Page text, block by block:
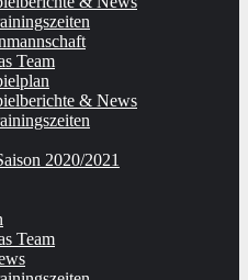
Team
& News
2020/2021
Team